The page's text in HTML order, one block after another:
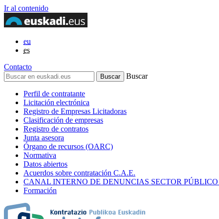
Ir al contenido
eu
es
Contacto
Buscar
Perfil de contratante
Licitación electrónica
Registro de Empresas Licitadoras
Clasificación de empresas
Registro de contratos
Junta asesora
Órgano de recursos (OARC)
Normativa
Datos abiertos
Acuerdos sobre contratación C.A.E.
CANAL INTERNO DE DENUNCIAS SECTOR
Formación